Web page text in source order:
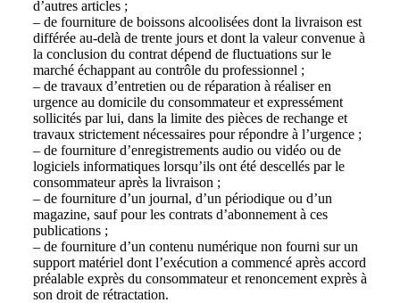
d’autres articles ;
– de fourniture de boissons alcoolisées dont la livraison est
différée au-delà de trente jours et dont la valeur convenue à
la conclusion du contrat dépend de fluctuations sur le
marché échappant au contrôle du professionnel ;
– de travaux d’entretien ou de réparation à réaliser en
urgence au domicile du consommateur et expressément
sollicités par lui, dans la limite des pièces de rechange et
travaux strictement nécessaires pour répondre à l’urgence ;
– de fourniture d’enregistrements audio ou vidéo ou de
logiciels informatiques lorsqu’ils ont été descellés par le
consommateur après la livraison ;
– de fourniture d’un journal, d’un périodique ou d’un
magazine, sauf pour les contrats d’abonnement à ces
publications ;
– de fourniture d’un contenu numérique non fourni sur un
support matériel dont l’exécution a commencé après accord
préalable exprès du consommateur et renoncement exprès à
son droit de rétractation.